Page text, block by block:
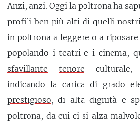
Anzi, anzi. Oggi la poltrona ha
profili ben più alti di quelli
in poltrona a leggere o a
popolando i teatri e i cinema,
sfavillante
tenore culturale,
indicando la carica di grado
prestigioso, di alta dignità e
poltrona, da cui ci si alza